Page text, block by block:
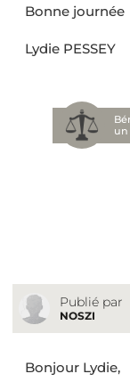
Bonne journée
Lydie PESSEY
un
Publié par
NOSZI
Bonjour Lydie,